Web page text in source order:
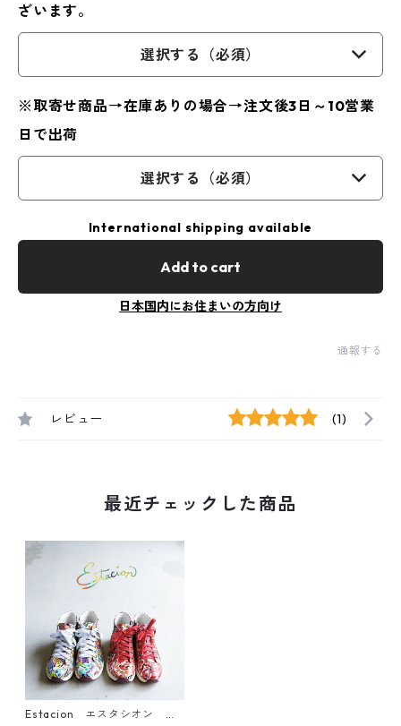
ざいます。
選択する（必須）
※取寄せ商品→在庫ありの場合→注文後3日～10営業
日で出荷
選択する（必須）
International shipping available
Add to cart
日本国内にお住まいの方向け
通報する
レビュー (1)
最近チェックした商品
Estacion エスタシオン エ